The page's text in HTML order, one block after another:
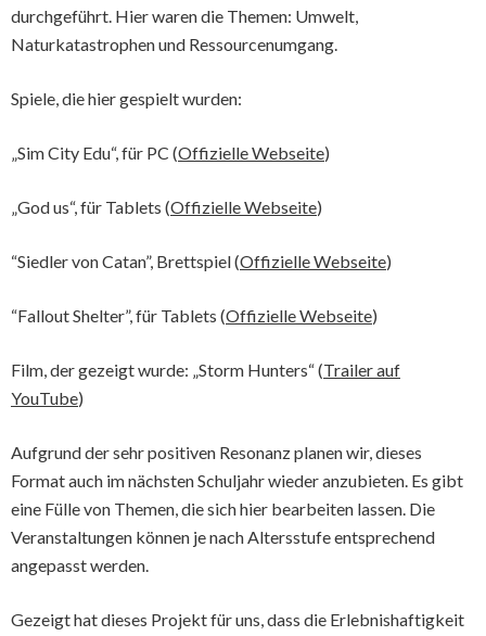
durchgeführt. Hier waren die Themen: Umwelt,
Naturkatastrophen und Ressourcenumgang.
Spiele, die hier gespielt wurden:
„Sim City Edu“, für PC (Offizielle Webseite)
„God us“, für Tablets (Offizielle Webseite)
“Siedler von Catan”, Brettspiel (Offizielle Webseite)
“Fallout Shelter”, für Tablets (Offizielle Webseite)
Film, der gezeigt wurde: „Storm Hunters“ (Trailer auf
YouTube)
Aufgrund der sehr positiven Resonanz planen wir, dieses
Format auch im nächsten Schuljahr wieder anzubieten. Es gibt
eine Fülle von Themen, die sich hier bearbeiten lassen. Die
Veranstaltungen können je nach Altersstufe entsprechend
angepasst werden.
Gezeigt hat dieses Projekt für uns, dass die Erlebnishaftigkeit